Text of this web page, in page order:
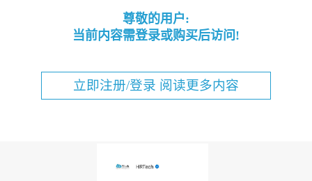
尊敬的用户:
当前内容需登录或购买后访问!
立即注册/登录 阅读更多内容